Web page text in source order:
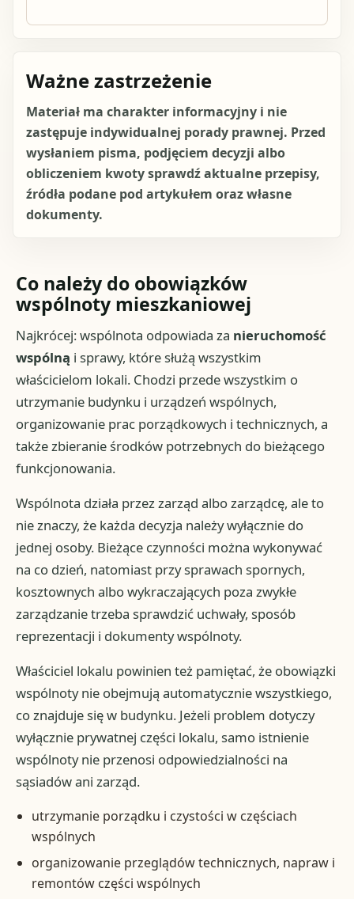
Ważne zastrzeżenie
Materiał ma charakter informacyjny i nie
zastępuje indywidualnej porady prawnej. Przed
wysłaniem pisma, podjęciem decyzji albo
obliczeniem kwoty sprawdź aktualne przepisy,
źródła podane pod artykułem oraz własne
dokumenty.
Co należy do obowiązków
wspólnoty mieszkaniowej
Najkrócej: wspólnota odpowiada za nieruchomość
wspólną i sprawy, które służą wszystkim
właścicielom lokali. Chodzi przede wszystkim o
utrzymanie budynku i urządzeń wspólnych,
organizowanie prac porządkowych i technicznych, a
także zbieranie środków potrzebnych do bieżącego
funkcjonowania.
Wspólnota działa przez zarząd albo zarządcę, ale to
nie znaczy, że każda decyzja należy wyłącznie do
jednej osoby. Bieżące czynności można wykonywać
na co dzień, natomiast przy sprawach spornych,
kosztownych albo wykraczających poza zwykłe
zarządzanie trzeba sprawdzić uchwały, sposób
reprezentacji i dokumenty wspólnoty.
Właściciel lokalu powinien też pamiętać, że obowiązki
wspólnoty nie obejmują automatycznie wszystkiego,
co znajduje się w budynku. Jeżeli problem dotyczy
wyłącznie prywatnej części lokalu, samo istnienie
wspólnoty nie przenosi odpowiedzialności na
sąsiadów ani zarząd.
utrzymanie porządku i czystości w częściach
wspólnych
organizowanie przeglądów technicznych, napraw i
remontów części wspólnych